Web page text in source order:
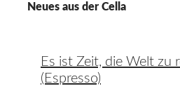
Neues aus der Cella
Es ist Zeit, die Welt zu
(Espresso)